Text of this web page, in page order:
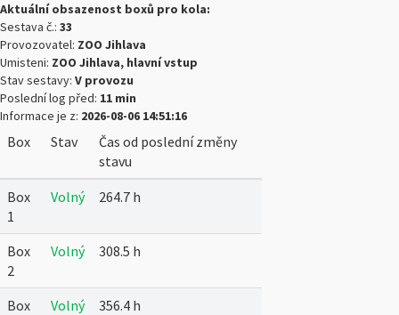
Aktuální obsazenost boxů pro kola:
Sestava č.: 33
Provozovatel: ZOO Jihlava
Umisteni: ZOO Jihlava, hlavní vstup
Stav sestavy: V provozu
Poslední log před: 11 min
Informace je z: 2026-08-06 14:51:16
Box Stav
Čas od poslední změny
stavu
Box
1
Volný 264.7 h
Box
2
Volný 308.5 h
Box
Volný 356.4 h